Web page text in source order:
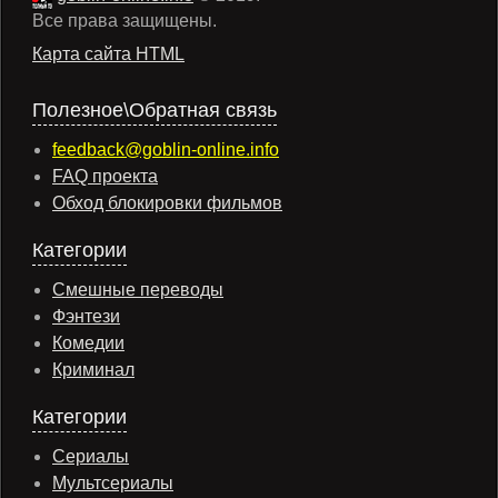
Все права защищены.
Карта сайта HTML
Полезное\Обратная связь
feedback@goblin-online.info
FAQ проекта
Обход блокировки фильмов
Категории
Смешные переводы
Фэнтези
Комедии
Криминал
Категории
Сериалы
Мультсериалы